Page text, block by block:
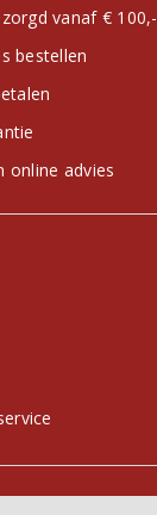
vanaf € 100,-
bestellen
online advies